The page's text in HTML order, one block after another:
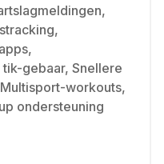
gebaar, Snellere
workouts,
ondersteuning